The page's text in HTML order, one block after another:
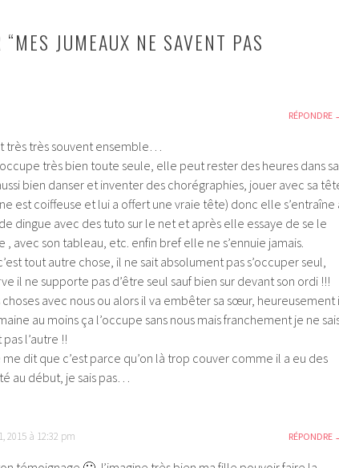
MES JUMEAUX NE SAVENT PAS
RÉPONDRE
très très souvent ensemble…
très bien toute seule, elle peut rester des heures dans sa
bien danser et inventer des chorégraphies, jouer avec sa
est coiffeuse et lui a offert une vraie tête) donc elle s’entraîne
dingue avec des tuto sur le net et après elle essaye de se le
, avec son tableau, etc. enfin bref elle ne s’ennuie jamais.
tout autre chose, il ne sait absolument pas s’occuper seul,
il ne supporte pas d’être seul sauf bien sur devant son ordi !!!
choses avec nous ou alors il va embêter sa sœur, heureusement
au moins ça l’occupe sans nous mais franchement je ne
l’autre !!
dit que c’est parce qu’on là trop couver comme il a eu des
au début, je sais pas…
2015 à 12:32 pm RÉPONDRE